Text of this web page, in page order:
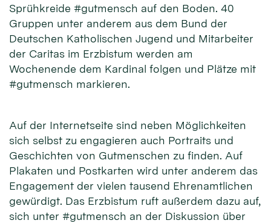
Sprühkreide #gutmensch auf den Boden. 40
Gruppen unter anderem aus dem Bund der
Deutschen Katholischen Jugend und Mitarbeiter
der Caritas im Erzbistum werden am
Wochenende dem Kardinal folgen und Plätze mit
#gutmensch markieren.
Auf der Internetseite sind neben Möglichkeiten
sich selbst zu engagieren auch Portraits und
Geschichten von Gutmenschen zu finden. Auf
Plakaten und Postkarten wird unter anderem das
Engagement der vielen tausend Ehrenamtlichen
gewürdigt. Das Erzbistum ruft außerdem dazu auf,
sich unter #gutmensch an der Diskussion über